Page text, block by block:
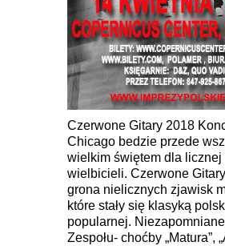
Czerwone Gitary 2018
Chicago bedzie przede
wielkim świętem dla licznej
wielbicieli. Czerwone
grona nielicznych zjawisk
które stały się klasyką
popularnej.
Zespołu- choćby „Matura”,